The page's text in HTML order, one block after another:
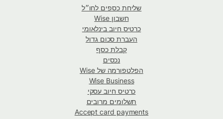
שליחת כספים לחו״ל
חשבון Wise
כרטיס חיוב בינלאומי
העברת סכום גדול
קבלת כסף
נכסים
הפלטפורמה של Wise
Wise Business
כרטיס חיוב עסקי
תשלומים מרובים
Accept card payments